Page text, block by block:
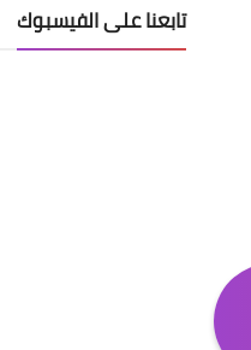
تابعنا على الفيسبوك